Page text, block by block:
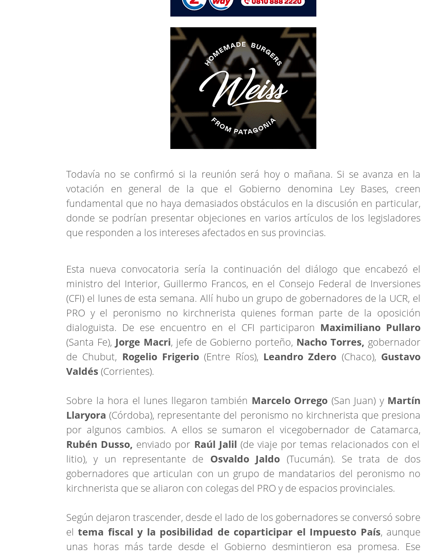
Todavía no se confirmó si la reunión será hoy o mañana. Si se avanza en la
votación en general de la que el Gobierno denomina Ley Bases, creen
fundamental que no haya demasiados obstáculos en la discusión en particular,
donde se podrían presentar objeciones en varios artículos de los legisladores
que responden a los intereses afectados en sus provincias.
Esta nueva convocatoria sería la continuación del diálogo que encabezó el
ministro del Interior, Guillermo Francos, en el Consejo Federal de Inversiones
(CFI) el lunes de esta semana. Allí hubo un grupo de gobernadores de la UCR, el
PRO y el peronismo no kirchnerista quienes forman parte de la oposición
dialoguista. De ese encuentro en el CFI participaron Maximiliano Pullaro
(Santa Fe), Jorge Macri, jefe de Gobierno porteño, Nacho Torres, gobernador
de Chubut, Rogelio Frigerio (Entre Ríos), Leandro Zdero (Chaco), Gustavo
Valdés(Corrientes).
Sobre la hora el lunes llegaron también Marcelo Orrego (San Juan) y Martín
Llaryora (Córdoba), representante del peronismo no kirchnerista que presiona
por algunos cambios. A ellos se sumaron el vicegobernador de Catamarca,
Rubén Dusso, enviado por Raúl Jalil (de viaje por temas relacionados con el
litio), y un representante de Osvaldo Jaldo (Tucumán). Se trata de dos
gobernadores que articulan con un grupo de mandatarios del peronismo no
kirchnerista que se aliaron con colegas del PRO y de espacios provinciales.
Según dejaron trascender, desde el lado de los gobernadores se conversó sobre
eltema fiscal y la posibilidad de coparticipar el Impuesto País, aunque
unas horas más tarde desde el Gobierno desmintieron esa promesa. Ese